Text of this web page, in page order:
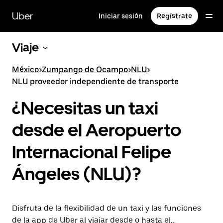
contenido
principal
Uber Iniciar sesión Regístrate
Viaje
México>Zumpango de Ocampo>NLU>
NLU proveedor independiente de transporte
¿Necesitas un taxi
desde el Aeropuerto
Internacional Felipe
Ángeles (NLU)?
Disfruta de la flexibilidad de un taxi y las funciones
de la app de Uber al viajar desde o hasta el